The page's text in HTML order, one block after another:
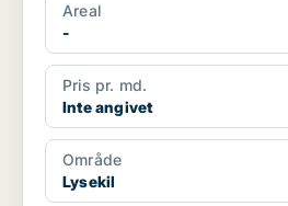
Areal
-
Pris pr. md.
Inte angivet
Område
Lysekil